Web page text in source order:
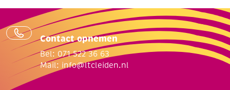
Contact opnemen
Bel: 071 522 36 63
Mail: info@ltcleiden.nl